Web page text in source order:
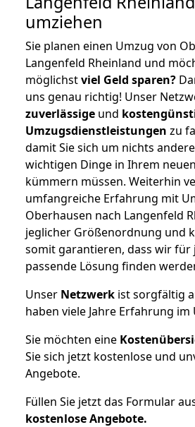
umziehen
Sie planen einen Umzug von
Langenfeld Rheinland und
möglichstviel Geld sparen?
uns genau richtig! Unser
zuverlässige und
Umzugsdienstleistungen zu
damit Sie sich um nichts
wichtigen Dinge in Ihrem
kümmern müssen. Weiterhin
umfangreiche Erfahrung mit
Oberhausen nach Langenfeld
jeglicher Größenordnung und
somit garantieren, dass wir für
passende Lösung finden
Unser Netzwerk ist sorgfältig
haben viele Jahre Erfahrung
Sie möchten eine
Sie sich jetzt kostenlose und
Angebote.
Füllen Sie jetzt das Formular
kostenloseAngebote.